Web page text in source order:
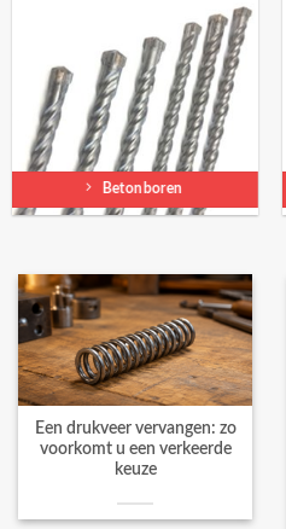
Betonboren
Een drukveer vervangen: zo
voorkomt u een verkeerde
keuze